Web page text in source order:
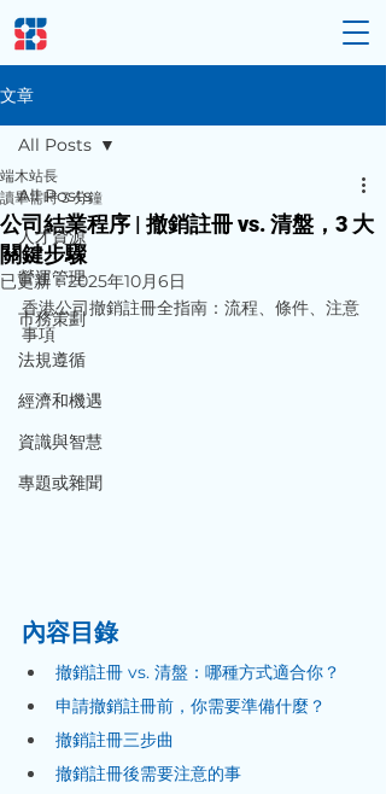
文章
All Posts
人才資源
營運管理
市務策劃
法規遵循
經濟和機遇
資識與智慧
專題或雜聞
All Posts
公司結業程序 | 撤銷註冊 vs. 清盤，3 大
關鍵步驟
端木站長
讀畢需時 3 分鐘
已更新：2025年10月6日
香港公司撤銷註冊全指南：流程、條件、注意
事項
內容目錄
撤銷註冊 vs. 清盤：哪種方式適合你？
申請撤銷註冊前，你需要準備什麼？
撤銷註冊三步曲
撤銷註冊後需要注意的事